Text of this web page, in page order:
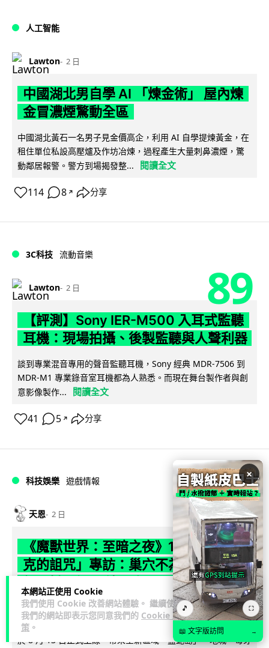
本網站正使用 Cookie
我們使用 Cookie 改善網站體驗。 繼續使用
我們的網站即表示您同意我們的 Cookie 政
策 。
人工智能
Lawton 2 日
中國湖北男自學 AI 「煉金術」 屋內煉
金冒濃煙驚動全區
中國湖北黃石一名男子見金價高企，利用 AI 自學提煉黃金，在
租住單位私設高壓爐及作坊冶煉，過程產生大量刺鼻濃煙，驚
動鄰居報警。警方到場揭發整...
閱讀全文
114 8 ↗ 分享
3C科技 流動音樂
Lawton 2 日 89
【評測】Sony IER-M500 入耳式監聽
耳機：現場拍攝、後製監聽與人聲利器
談到專業混音專用的聲音監聽耳機，Sony 經典 MDR-7506 到
MDR-M1 專業錄音室耳機都為人熟悉。而現在舞台製作者與創
意影像製作...
閱讀全文
41 5 ↗ 分享
科技娛樂 遊戲情報
天恩 2 日
《魔獸世界：至暗之夜》12.1 「烏拉特
克的詛咒」專訪：巢穴不為提高世界首
領門檻而設 《諸王之眠》縮短約 10 分
鐘
《魔獸世界：至暗之夜》版本更新 12.1「烏拉特克的詛咒」將
於 8 月 13 日正式上線，帶來全新區域「盤蛇島」、地城「毒牙
×
🎵 ⛶
📖 文字版訪問 →